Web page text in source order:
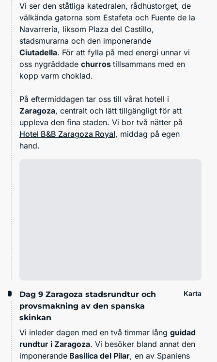
Vi ser den ståtliga katedralen, rådhustorget, de
välkända gatorna som Estafeta och Fuente de la
Navarrería, liksom Plaza del Castillo,
stadsmurarna och den imponerande
Ciutadella. För att fylla på med energi unnar vi
oss nygräddade churros tillsammans med en
kopp varm choklad.
På eftermiddagen tar oss till vårat hotell i
Zaragoza, centralt och lätt tillgängligt för att
uppleva den fina staden. Vi bor två nätter på
Hotel B&B Zaragoza Royal, middag på egen
hand.
Dag 9 Zaragoza stadsrundtur och
provsmakning av den spanska
skinkan
Karta
Vi inleder dagen med en två timmar lång guidad
rundtur i Zaragoza. Vi besöker bland annat den
imponerande Basilica del Pilar, en av Spaniens